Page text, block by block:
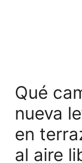
Qué
nueva
en
al aire